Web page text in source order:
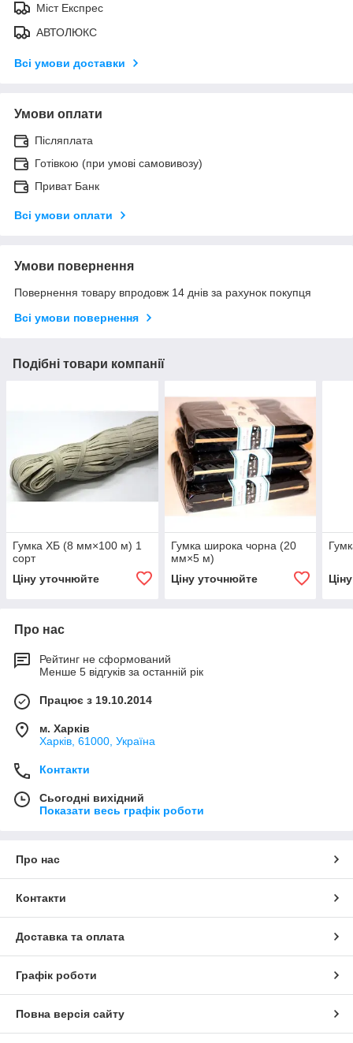
Міст Експрес
АВТОЛЮКС
Всі умови доставки
Умови оплати
Післяплата
Готівкою (при умові самовивозу)
Приват Банк
Всі умови оплати
Умови повернення
Повернення товару впродовж 14 днів за рахунок покупця
Всі умови повернення
Подібні товари компанії
Гумка ХБ (8 мм×100 м) 1
сорт
Ціну уточнюйте
Гумка широка чорна (20
мм×5 м)
Ціну уточнюйте
Про нас
Рейтинг не сформований
Менше 5 відгуків за останній рік
Працює з 19.10.2014
м. Харків
Харків, 61000, Україна
Контакти
Сьогодні вихідний
Показати весь графік роботи
Про нас
Контакти
Доставка та оплата
Графік роботи
Повна версія сайту